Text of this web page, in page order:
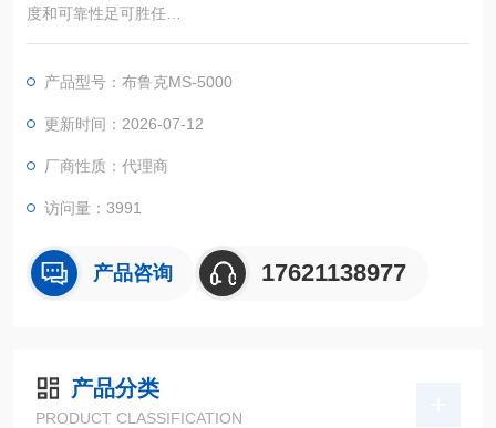
度和可靠性足可胜任
ESR EN 1786-1996 辐照食品鉴定
离射线对食品进行杀菌（包括原材料），放射线同位素 钴60 、
铯157 产生的γ-射线或低能加速器放射出的β-射线 对包装食品进
产品型号：布鲁克MS-5000
更新时间：2026-07-12
厂商性质：代理商
访问量：3991
产品咨询 17621138977
产品分类
PRODUCT CLASSIFICATION